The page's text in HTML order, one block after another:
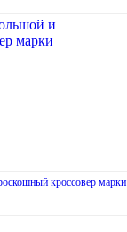
кроссовер марки